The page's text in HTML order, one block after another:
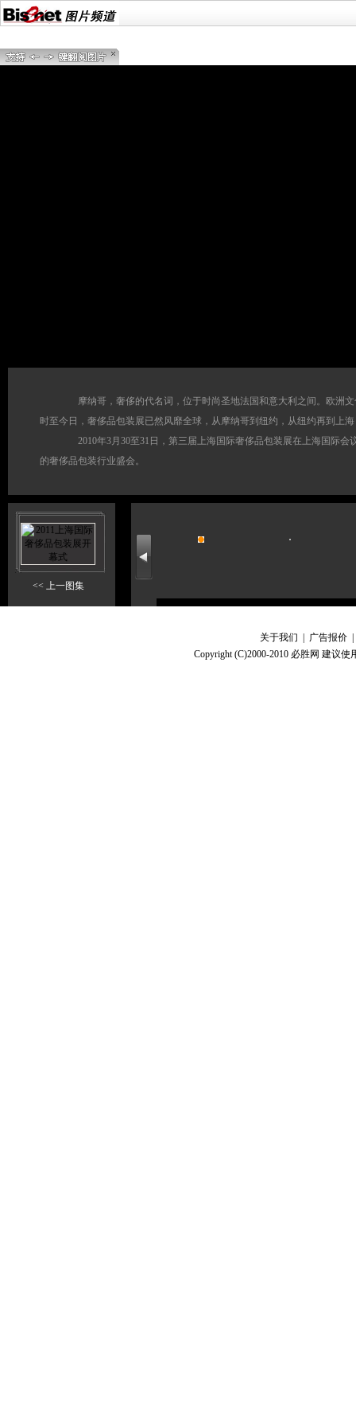
摩纳哥，奢侈的代名词，位于时尚圣地法国和意大利之间。欧洲文
时至今日，奢侈品包装展已然风靡全球，从摩纳哥到纽约，从纽约再到上
2010年3月30至31日，第三届上海国际奢侈品包装展在上海国际会
的奢侈品包装行业盛会。
<< 上一图集
关于我们 广告报价
Copyright (C)2000-2010 必胜网 建议使